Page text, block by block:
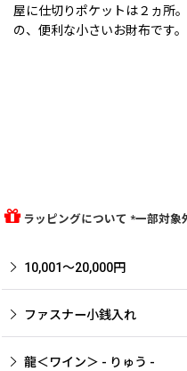
屋に仕切りポケットは２ヵ所
の、便利な小さいお財布です。
ラッピングについて *一部対象
10,001〜20,000円
ファスナー小銭入れ
龍＜ワイン＞ - りゅう -